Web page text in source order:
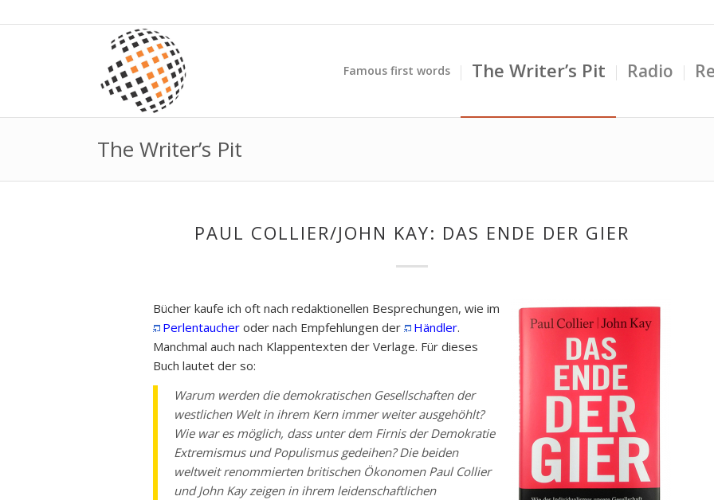
Famous first words The Writer’s Pit Radio
The Writer’s Pit
PAUL COLLIER/JOHN KAY: DAS ENDE DER GIER
Bücher kaufe ich oft nach redaktionellen Besprechungen, wie im
Perlentaucher oder nach Empfehlungen der Händler.
Manchmal auch nach Klappentexten der Verlage. Für dieses
Buch lautet der so:
Warum werden die demokratischen Gesellschaften der
westlichen Welt in ihrem Kern immer weiter ausgehöhlt?
Wie war es möglich, dass unter dem Firnis der Demokratie
Extremismus und Populismus gedeihen? Die beiden
weltweit renommierten britischen Ökonomen Paul Collier
und John Kay zeigen in ihrem leidenschaftlichen